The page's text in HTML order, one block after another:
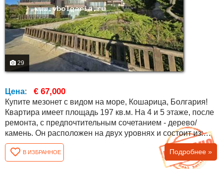
29
Цена: € 67,000
Купите мезонет с видом на море, Кошарица, Болгария!
Квартира имеет площадь 197 кв.м. На 4 и 5 этаже, после
ремонта, с предпочтительным сочетанием - дерево/
камень. Он расположен на двух уровнях и состоит из:
Первый уровень: прихожая, коридор, ванная комната с
душем и туалетом в одном, кухня с обеденной зоной,
соединенная и в то же время отделенная от гостиной,
В ИЗБРАННОЕ Подробнее »